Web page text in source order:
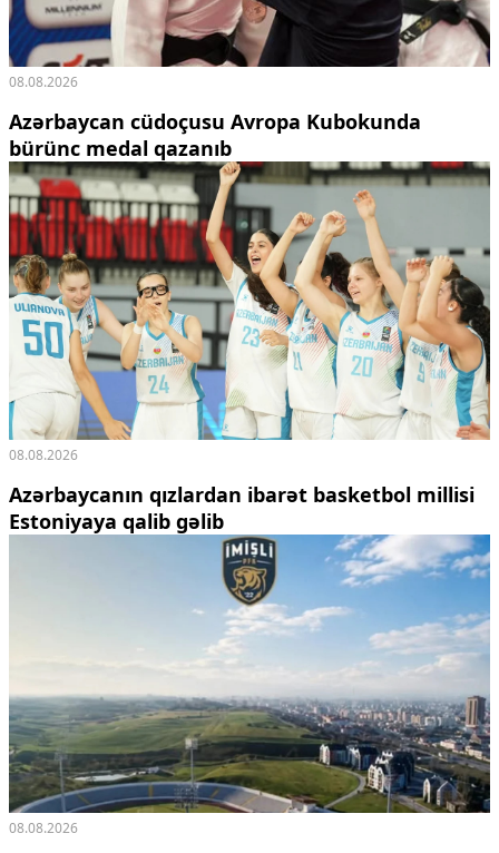
08.08.2026
Azərbaycan cüdoçusu Avropa Kubokunda
bürünc medal qazanıb
08.08.2026
Azərbaycanın qızlardan ibarət basketbol millisi
Estoniyaya qalib gəlib
08.08.2026